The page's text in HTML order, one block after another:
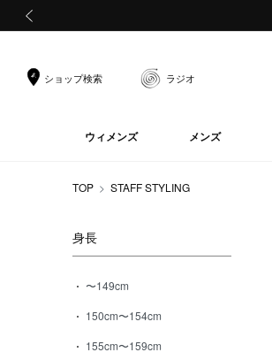
ショップ検索 ラジオ
ウィメンズ メンズ
TOP STAFF STYLING
身長
〜149cm
150cm〜154cm
155cm〜159cm